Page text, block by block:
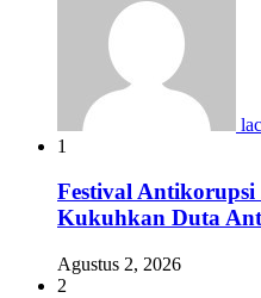
1
Festival Antikorupsi
Kukuhkan Duta
Agustus 2, 2026
2